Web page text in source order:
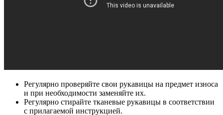
Регулярно проверяйте свои рукавицы на предмет износа
и при необходимости заменяйте их.
Регулярно стирайте тканевые рукавицы в соответствии
с прилагаемой инструкцией.